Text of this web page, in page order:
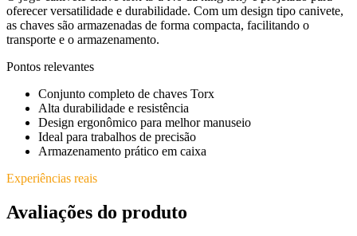
oferecer versatilidade e durabilidade. Com um design tipo canivete,
as chaves são armazenadas de forma compacta, facilitando o
transporte e o armazenamento.
Pontos relevantes
Conjunto completo de chaves Torx
Alta durabilidade e resistência
Design ergonômico para melhor manuseio
Ideal para trabalhos de precisão
Armazenamento prático em caixa
Experiências reais
Avaliações do produto